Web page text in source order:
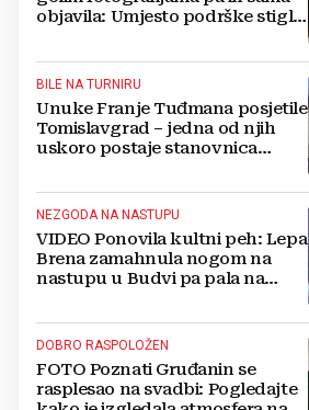
objavila: Umjesto podrške stigle
BILE NA TURNIRU
Unuke Franje Tuđmana posjetile
Tomislavgrad – jedna od njih
uskoro postaje stanovnica
NEZGODA NA NASTUPU
VIDEO Ponovila kultni peh: Lepa
Brena zamahnula nogom na
nastupu u Budvi pa pala na
DOBRO RASPOLOŽEN
FOTO Poznati Gruđanin se
rasplesao na svadbi: Pogledajte